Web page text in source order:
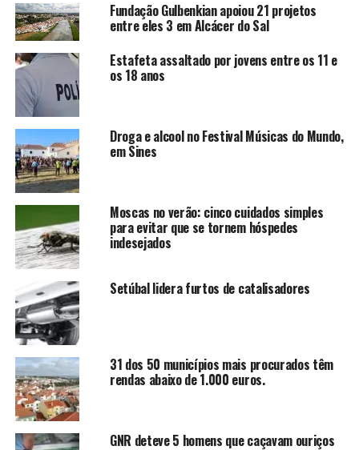
Fundação Gulbenkian apoiou 21 projetos
entre eles 3 em Alcácer do Sal
Estafeta assaltado por jovens entre os 11 e
os 18 anos
Droga e alcool no Festival Músicas do Mundo,
em Sines
Moscas no verão: cinco cuidados simples
para evitar que se tornem hóspedes
indesejados
Setúbal lidera furtos de catalisadores
31 dos 50 municípios mais procurados têm
rendas abaixo de 1.000 euros.
GNR deteve 5 homens que caçavam ouriços